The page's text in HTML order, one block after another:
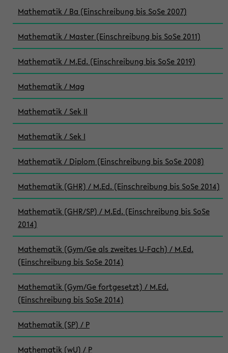
Mathematik / Ba (Einschreibung bis SoSe 2007)
Mathematik / Master (Einschreibung bis SoSe 2011)
Mathematik / M.Ed. (Einschreibung bis SoSe 2019)
Mathematik / Mag
Mathematik / Sek II
Mathematik / Sek I
Mathematik / Diplom (Einschreibung bis SoSe 2008)
Mathematik (GHR) / M.Ed. (Einschreibung bis SoSe 2014)
Mathematik (GHR/SP) / M.Ed. (Einschreibung bis SoSe
2014)
Mathematik (Gym/Ge als zweites U-Fach) / M.Ed.
(Einschreibung bis SoSe 2014)
Mathematik (Gym/Ge fortgesetzt) / M.Ed.
(Einschreibung bis SoSe 2014)
Mathematik (SP) / P
Mathematik (wU) / P